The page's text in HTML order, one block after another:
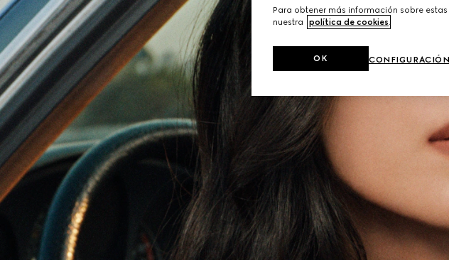
Para obtener más información sobre
nuestra
política de cookies.
OK